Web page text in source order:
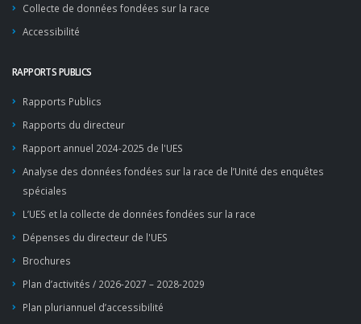
Collecte de données fondées sur la race
Accessibilité
RAPPORTS PUBLICS
Rapports Publics
Rapports du directeur
Rapport annuel 2024-2025 de l'UES
Analyse des données fondées sur la race de l’Unité des enquêtes
spéciales
L’UES et la collecte de données fondées sur la race
Dépenses du directeur de l'UES
Brochures
Plan d’activités / 2026-2027 – 2028-2029
Plan pluriannuel d’accessibilité